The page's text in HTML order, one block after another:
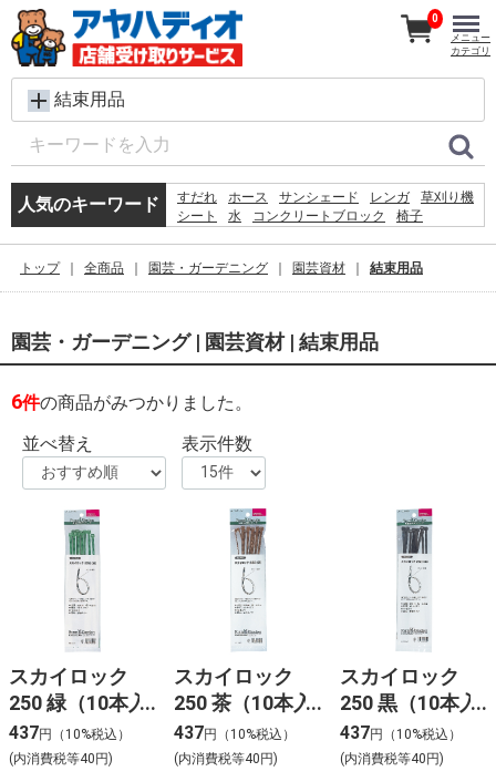
結束用品
人気のキーワード すだれ ホース サンシェード レンガ
草刈り機
シート
水 コンクリートブロック
椅子
物置
コンテナ 空調服
0
メニュー
カテゴリ
トップ 全商品 園芸・ガーデニング 園芸資材 結束用品
園芸・ガーデニング | 園芸資材 | 結束用品
6件の商品がみつかりました。
並べ替え
表示件数
スカイロック
250 緑（10本入
り） 5540
437円（10%税込）
(内消費税等40円)
スカイロック
250 茶（10本入
り） 5541
437円（10%税込）
(内消費税等40円)
スカイロック
250 黒（10本入
り） 5542
437円（10%税込）
(内消費税等40円)